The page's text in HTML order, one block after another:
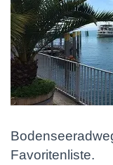
Favoritenliste.